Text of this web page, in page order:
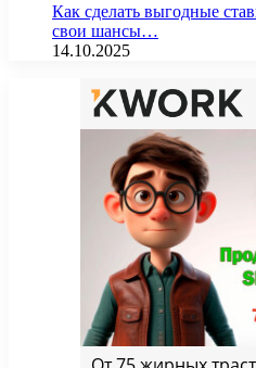
Как сделать выгодные
свои шансы…
14.10.2025